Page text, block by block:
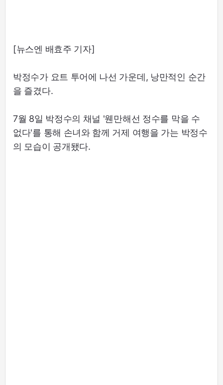
[뉴스엔 배효주 기자]
박정수가 요트 투어에 나선 가운데, 낭만적인 순간
을 즐겼다.
7월 8일 박정수의 채널 '웬만해선 정수를 막을 수
없다'를 통해 손녀와 함께 거제 여행을 가는 박정수
의 모습이 공개됐다.